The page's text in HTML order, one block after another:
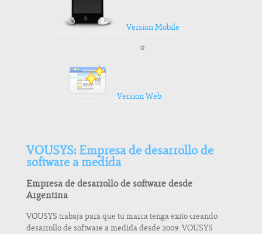
Version Mobile
o
Version Web
VOUSYS: Empresa de desarrollo de
software a medida
Empresa de desarrollo de software desde
Argentina
VOUSYS trabaja para que tu marca tenga exito creando
desarrollo de software a medida desde 2009. VOUSYS